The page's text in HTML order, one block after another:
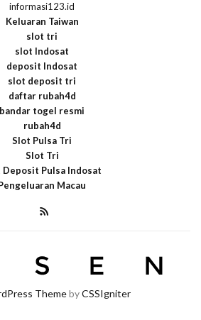
informasi123.id
Keluaran Taiwan
slot tri
slot Indosat
deposit Indosat
slot deposit tri
daftar rubah4d
bandar togel resmi
rubah4d
Slot Pulsa Tri
Slot Tri
Deposit Pulsa Indosat
Macau
ThemebyCSSIgniter